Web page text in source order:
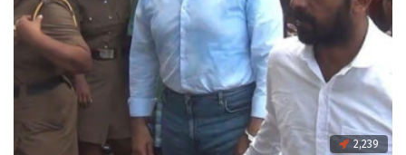
2,239